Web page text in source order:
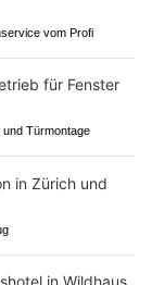
vom Profi
Türmontage